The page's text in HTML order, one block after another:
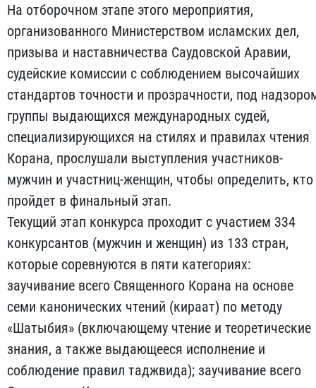
На отборочном этапе этого мероприятия,
организованного Министерством исламских дел,
призыва и наставничества Саудовской Аравии,
судейские комиссии с соблюдением высочайших
стандартов точности и прозрачности, под
группы выдающихся международных судей,
специализирующихся на стилях и правилах чтения
Корана, прослушали выступления участников-
мужчин и участниц-женщин, чтобы определить, кто
пройдет в финальный этап.
Текущий этап конкурса проходит с участием 334
конкурсантов (мужчин и женщин) из 133 стран,
которые соревнуются в пяти категориях:
заучивание всего Священного Корана на основе
семи канонических чтений (кираат) по методу
«Шатыбия» (включающему чтение и теоретические
знания, а также выдающееся исполнение и
соблюдение правил таджвида); заучивание всего